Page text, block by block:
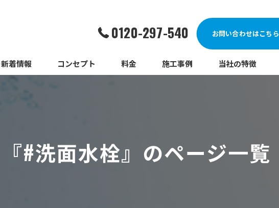
0120-297-540 お問い合わせはこちら
新着情報 コンセプト 料金 施工事例 当社の特徴
給湯器
#洗面水栓』のページ一覧